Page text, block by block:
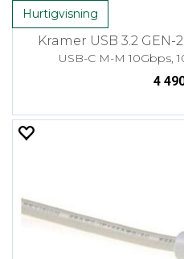
Hurtigvisning
Kramer USB 3.2
USB-C M-M 10Gbps,
4